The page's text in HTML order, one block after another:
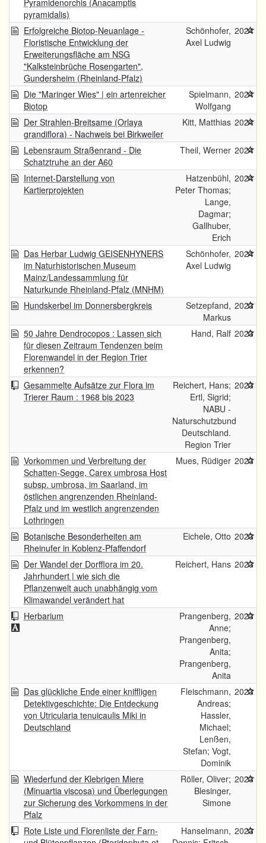
Pyramidenorchis (Anacamptis
pyramidalis)
Erfolgreiche Biotop-Neuanlage -
Floristische Entwicklung der
Erweiterungsfläche am NSG
"Kalksteinbrüche Rosengarten",
Gundersheim (Rheinland-Pfalz)
Schönhofer,
Axel Ludwig
2024
Die "Maringer Wies" | ein artenreicher
Biotop
Spielmann,
Wolfgang
2024
Der Strahlen-Breitsame (Orlaya
grandiflora) - Nachweis bei Birkweiler
Kitt, Matthias 2024
Lebensraum Straßenrand - Die
Schatztruhe an der A60
Theil, Werner 2024
Internet-Darstellung von
Kartierprojekten
Hatzenbühl,
Peter Thomas;
Lange,
Dagmar;
Gallhuber,
Erich
2024
Das Herbar Ludwig GEISENHYNERS
im Naturhistorischen Museum
Mainz/Landessammlung für
Naturkunde Rheinland-Pfalz (MNHM)
Schönhofer,
Axel Ludwig
2024
Hundskerbel im Donnersbergkreis
Setzepfand,
Markus
2023
50 Jahre Dendrocopos : Lassen sich
für diesen Zeitraum Tendenzen beim
Florenwandel in der Region Trier
erkennen?
Hand, Ralf 2023
Gesammelte Aufsätze zur Flora im
Trierer Raum : 1968 bis 2023
Reichert, Hans;
Ertl, Sigrid;
NABU -
Naturschutzbund
Deutschland.
Region Trier
2023
Vorkommen und Verbreitung der
Schatten-Segge, Carex umbrosa Host
subsp. umbrosa, im Saarland, im
östlichen angrenzenden Rheinland-
Pfalz und im westlich angrenzenden
Lothringen
Mues, Rüdiger 2023
Botanische Besonderheiten am
Rheinufer in Koblenz-Pfaffendorf
Eichele, Otto 2023
Der Wandel der Dorfflora im 20.
Jahrhundert | wie sich die
Pflanzenwelt auch unabhängig vom
Klimawandel verändert hat
Reichert, Hans 2023
Herbarium
Prangenberg,
Anne;
Prangenberg,
Anita;
Prangenberg,
Anita
2023
Das glückliche Ende einer kniffligen
Detektivgeschichte: Die Entdeckung
von Utricularia tenuicaulis Miki in
Deutschland
Fleischmann,
Andreas;
Hassler,
Michael;
Lenßen,
Stefan; Vogt,
Dominik
2023
Wiederfund der Klebrigen Miere
(Minuartia viscosa) und Überlegungen
zur Sicherung des Vorkommens in der
Pfalz
Röller, Oliver;
Blesinger,
Simone
2023
Rote Liste und Florenliste der Farn-
Hanselmann, 2023